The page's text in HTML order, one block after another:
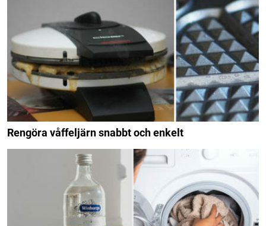
Rengöra våffeljärn snabbt och enkelt